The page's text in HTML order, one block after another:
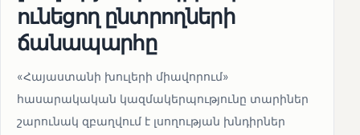
ունեցող ընտրողների
ճանապարհը
«Հայաստանի խուլերի միավորում»
հասարակական կազմակերպությունը տարիներ
շարունակ զբաղվում է լսողության խնդիրներ